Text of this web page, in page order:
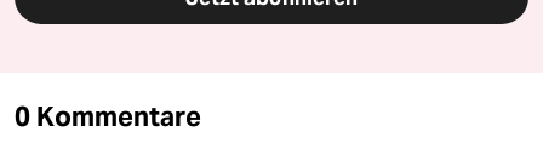
0 Kommentare